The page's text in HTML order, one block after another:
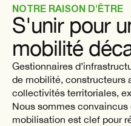
NOTRE RAISON D'ÊTRE
S'unir pour
mobilité
Gestionnaires
de mobilité, constructeurs
collectivités territoriales,
Nous sommes convaincus
mobilisation est clef pour